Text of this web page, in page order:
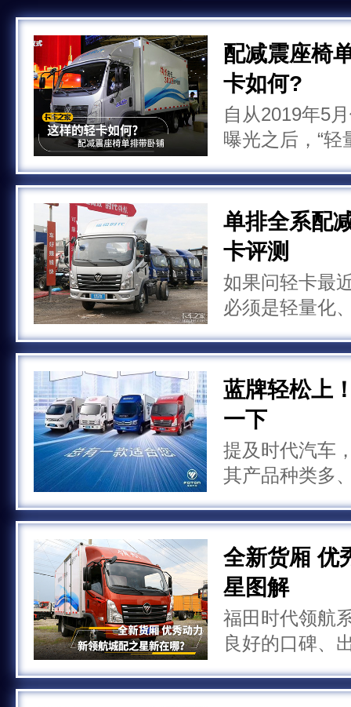
配减震座椅
卡如何?
自从2019年5
曝光之后，“
忧”等成为轻
也纷纷响应，
用户需求的蓝
单排全系配
卡评测
如果问轻卡最
必须是轻量化
下，各大车企
合法上蓝牌。
推出就备受各
蓝牌轻松上
一下
提及时代汽车
其产品种类多
大批用户，不
不错的口碑，
妨看看下面这
你，即使是在
牌
全新货厢 优
星图解
福田时代领航
良好的口碑、
直都是这个领
领航城配之星